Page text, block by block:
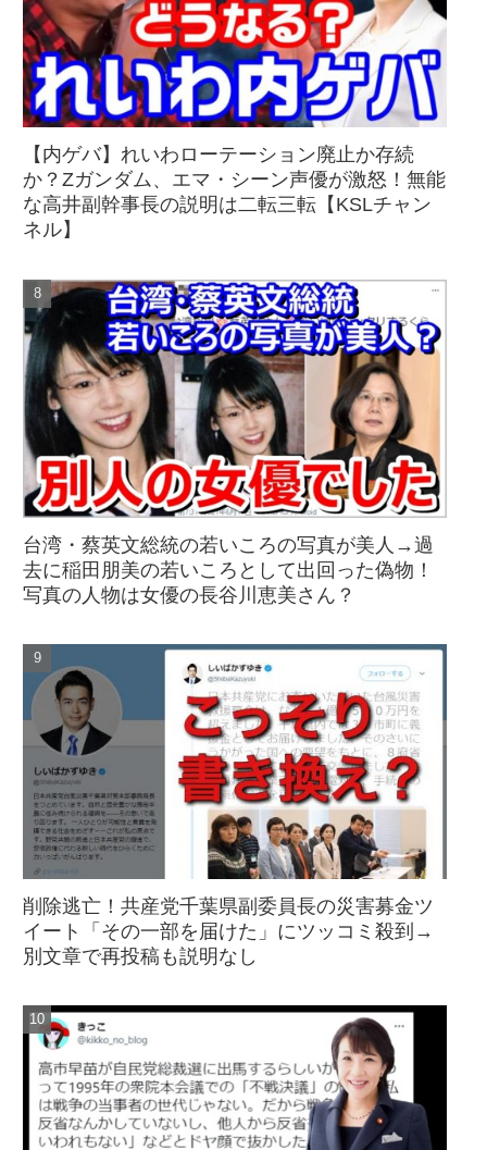
【内ゲバ】れいわローテーション廃止か存続
か？Zガンダム、エマ・シーン声優が激怒！無能
な高井副幹事長の説明は二転三転【KSLチャン
ネル】
台湾・蔡英文総統の若いころの写真が美人→過
去に稲田朋美の若いころとして出回った偽物！
写真の人物は女優の長谷川恵美さん？
削除逃亡！共産党千葉県副委員長の災害募金ツ
イート「その一部を届けた」にツッコミ殺到→
別文章で再投稿も説明なし